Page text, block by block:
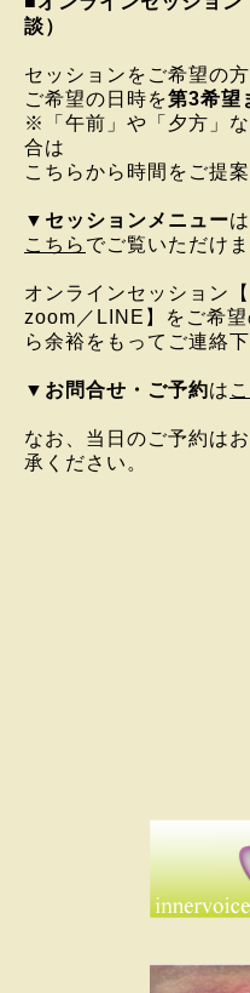
談）
セッションをご希望の
ご希望の日時を第3希望
※「午前」や「夕方」
合は
こちらから時間をご提
▼ セッションメニューは
こちら でご覧いただけま
オンラインセッション
zoom／LINE】を ご希望
ら余裕をもってご連絡下
▼ お問合せ・ご予約は
なお、当日のご予約は
承ください。